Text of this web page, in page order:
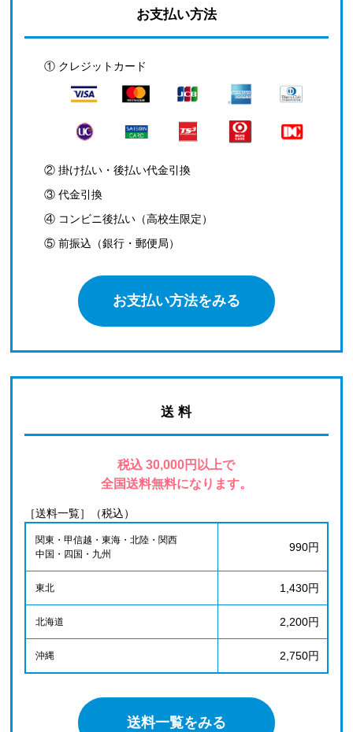
お支払い方法
① クレジットカード
② 掛け払い・後払い代金引換
③ 代金引換
④ コンビニ後払い（高校生限定）
⑤ 前振込（銀行・郵便局）
お支払い方法をみる
送 料
税込 30,000円以上で
全国送料無料になります。
［送料一覧］（税込）
関東・甲信越・東海・北陸・関西
中国・四国・九州
990円
東北 1,430円
北海道 2,200円
沖縄 2,750円
送料一覧をみる